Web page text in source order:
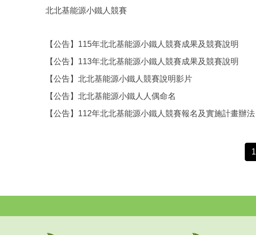
北北基能源小鐵人競賽
【公告】115年北北基能源小鐵人競賽成果及競賽說明
【公告】113年北北基能源小鐵人競賽成果及競賽說明
【公告】北北基能源小鐵人競賽說明影片
【公告】北北基能源小鐵人人偶命名
【公告】112年北北基能源小鐵人競賽報名及實施計畫辦法
1